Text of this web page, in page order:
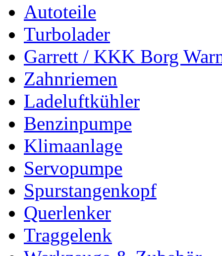
Autoteile
Turbolader
Garrett / KKK Borg
Zahnriemen
Ladeluftkühler
Benzinpumpe
Klimaanlage
Servopumpe
Spurstangenkopf
Querlenker
Traggelenk